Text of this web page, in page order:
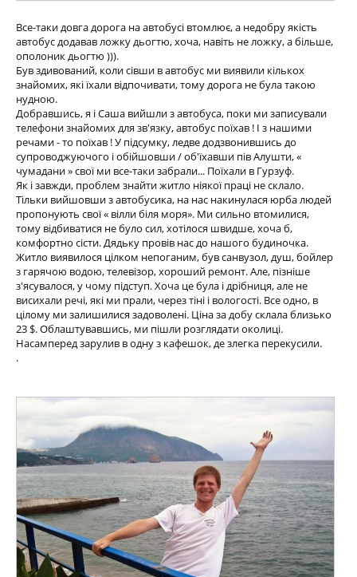
Все-таки довга дорога на автобусі втомлює, а недобру якість
автобус додавав ложку дьогтю, хоча, навіть не ложку, а більше,
ополоник дьогтю ))).
Був здивований, коли сівши в автобус ми виявили кількох
знайомих, які їхали відпочивати, тому дорога не була такою
нудною.
Добравшись, я і Саша вийшли з автобуса, поки ми записували
телефони знайомих для зв'язку, автобус поїхав ! І з нашими
речами - то поїхав ! У підсумку, ледве додзвонившись до
супроводжуючого і обійшовши / об'їхавши пів Алушти, «
чумадани » свої ми все-таки забрали... Поїхали в Гурзуф.
Як і завжди, проблем знайти житло ніякої праці не склало.
Тільки вийшовши з автобусика, на нас накинулася юрба людей
пропонують свої « вілли біля моря». Ми сильно втомилися,
тому відбиватися не було сил, хотілося швидше, хоча б,
комфортно сісти. Дядьку провів нас до нашого будиночка.
Житло виявилося цілком непоганим, був санвузол, душ, бойлер
з гарячою водою, телевізор, хороший ремонт. Але, пізніше
з'ясувалося, у чому підступ. Хоча це була і дрібниця, але не
висихали речі, які ми прали, через тіні і вологості. Все одно, в
цілому ми залишилися задоволені. Ціна за добу склала близько
23 $. Облаштувавшись, ми пішли розглядати околиці.
Насамперед зарулив в одну з кафешок, де злегка перекусили.
.